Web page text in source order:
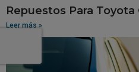
Repuestos Para
Leer más »